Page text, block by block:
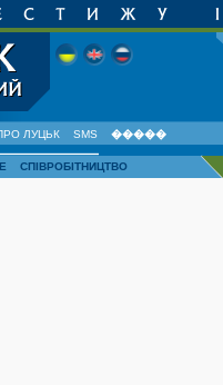
ЛУЦЬК SMS �����
СПІВРОБІТНИЦТВО